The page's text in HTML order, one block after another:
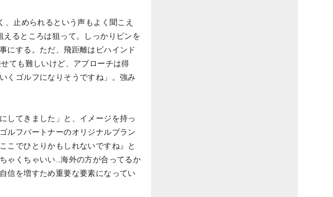
、止められるという声もよく聞こえ
るところは狙って。しっかりピンを
にする。ただ、飛距離はビハインド
ても難しいけど、アプローチは得
くゴルフになりそうですね」。強み
してきました」と、イメージを持っ
ルフパートナーのオリジナルブラン
こでひとりかもしれないですね』と
ゃくちゃいい…海外の方が合ってるか
信を増すため重要な要素になってい